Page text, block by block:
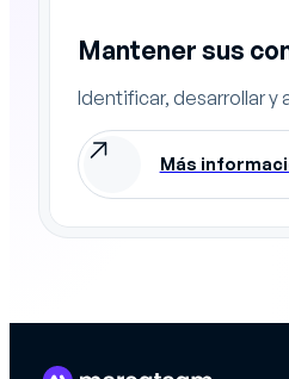
Mantener sus
Identificar, desarrollar
Más